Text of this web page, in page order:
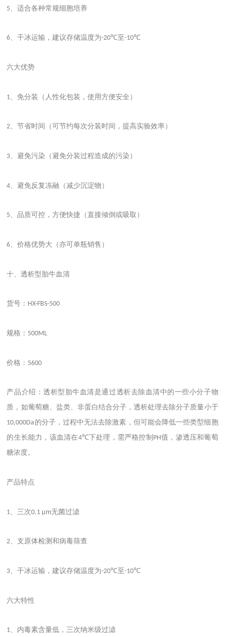
5 、适合各种常规细胞培养
6、干冰运输，建议存储温度为-20℃至-10℃
六大优势
1 、免分装（人性化包装，使用方便安全）
2、节省时间（可节约每次分装时间，提高实验效率）
3 、避免污染（避免分装过程造成的污染）
4 、避免反复冻融（减少沉淀物）
5、品质可控，方便快捷（直接倾倒或吸取）
6 、价格优势大（亦可单瓶销售）
十、透析型胎牛血清
货号： HX-FBS-500
规格： 500ML
价格： 5600
产品介绍：透析型胎牛血清是通过透析去除血清中的一些小分子物
质，如葡萄糖、盐类、非蛋白结合分子，透析处理去除分子质量小于
10,000Da 的分子，过程中无法去除激素，但可能会降低一些类型细胞
的生长能力，该血清在4℃下处理，需严格控制 PH值，渗透压和葡萄
糖浓度。
产品特点
1 、三次0.1 μm无菌过滤
2、支原体检测和病毒筛查
3 、干冰运输，建议存储温度为-20℃至-10℃
六大特性
1、内毒素含量低，三次纳米级过滤